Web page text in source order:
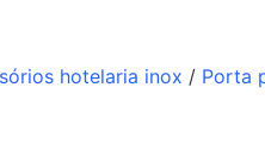
hotelaria inox / Porta